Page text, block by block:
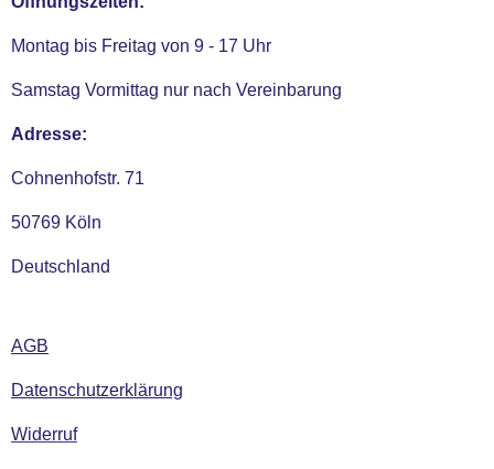
Montag bis Freitag von 9 - 17 Uhr
Samstag Vormittag nur nach Vereinbarung
Adresse:
Cohnenhofstr. 71
50769 Köln
Deutschland
AGB
Datenschutzerklärung
Widerruf